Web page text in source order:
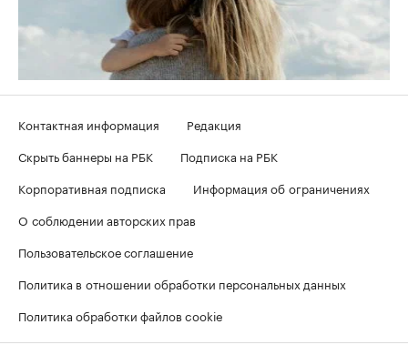
Контактная информация
Редакция
Скрыть баннеры на РБК
Подписка на РБК
Корпоративная подписка
Информация об ограничениях
О соблюдении авторских прав
Пользовательское соглашение
Политика в отношении обработки персональных данных
Политика обработки файлов cookie